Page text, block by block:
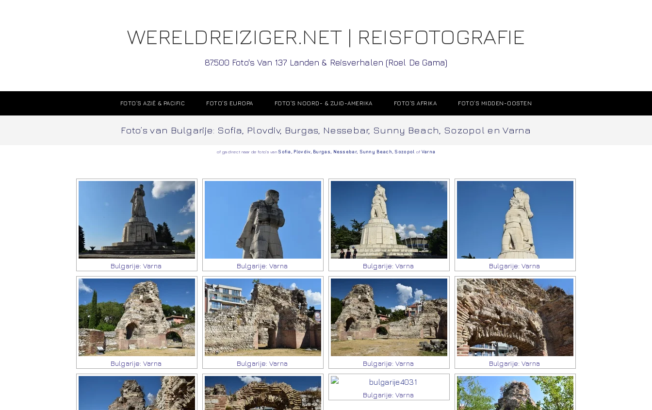
WERELDREIZIGER.NET | REISFOTOGRAFIE
87.500 Foto's Van 137 Landen & Reisverhalen (Roel De Gama)
FOTO’S AZIË & PACIFIC FOTO’S EUROPA FOTO’S NOORD- & ZUID-AMERIKA FOTO’S AFRIKA FOTO’S MIDDEN-OOSTEN
Foto’s van Bulgarije: Sofia, Plovdiv, Burgas, Nessebar, Sunny Beach, Sozopol en Varna
of ga direct naar de foto’s van Sofia Plovdiv, Burgas Nessebar, Sunny Beach Sozopol of Varna
Bulgarije: Varna Bulgarije: Varna Bulgarije: Varna Bulgarije: Varna
Bulgarije: Varna Bulgarije: Varna Bulgarije: Varna Bulgarije: Varna
Bulgarije: Varna